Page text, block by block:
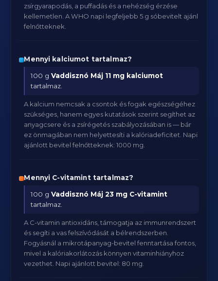
zsírgyarapodás, a puffadás és a nehézség érzése
kellemetlen. A WHO napi legfeljebb 5 g sóbevitelt ajánl
felnőtteknek.
Mennyi kalciumot tartalmaz?
100 gVaddisznó Máj 11 mg kalciumot
tartalmaz.
A kalcium nemcsak a csontok és fogak egészségéhez
szükséges, hanem egyes kutatások szerint segíthet az
anyagcsere és a zsírégetés szabályozásában is — bár
ez önmagában nem helyettesíti a kalóriadeficitet. Napi
ajánlott bevitel felnőtteknek: 1000 mg.
Mennyi C-vitamint tartalmaz?
100 gVaddisznó Máj 23 mg C-vitamint
tartalmaz.
A C-vitamin antioxidáns, támogatja az immunrendszert
és segíti a vas felszívódását a bélrendszerben.
Fogyásnál a mikrotápanyag-bevitel fenntartása fontos,
mivel a kalóriakorlátozás könnyen vitaminhiányhoz
vezethet. Napi ajánlott bevitel: 80 mg.